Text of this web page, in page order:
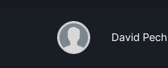
David